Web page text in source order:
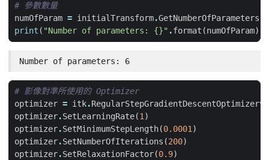
# 參數數量
numOfParam = initialTransform.GetNumberOfParameters
print ( "Number of parameters: {}" .format (numOfParam))
Number of parameters: 6
# 影像對準所使用的 Optimizer
optimizer = itk.RegularStepGradientDescentOptimizerv4
optimizer.SetLearningRate(1)
optimizer.SetMinimumStepLength(0.0001)
optimizer.SetNumberOfIterations (200)
optimizer.SetRelaxationFactor(0.9)